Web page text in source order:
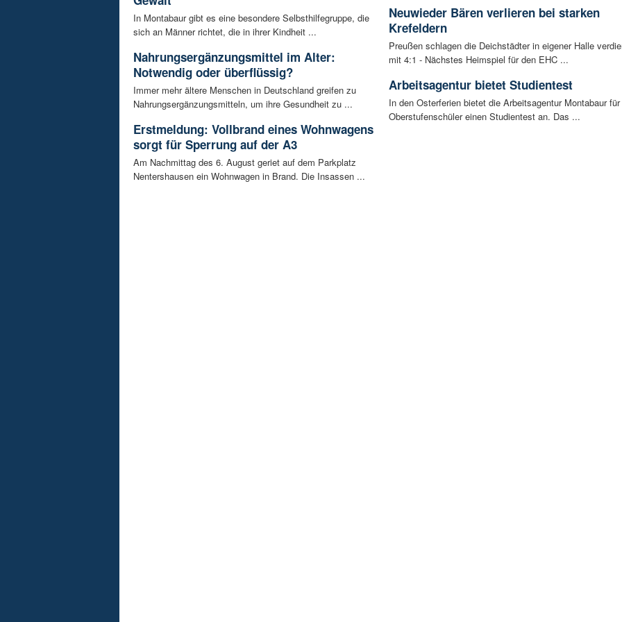
In Montabaur gibt es eine besondere Selbsthilfegruppe, die
sich an Männer richtet, die in ihrer Kindheit ...
Nahrungsergänzungsmittel im Alter:
Notwendig oder überflüssig?
Immer mehr ältere Menschen in Deutschland greifen zu
Nahrungsergänzungsmitteln, um ihre Gesundheit zu ...
Erstmeldung: Vollbrand eines Wohnwagens
sorgt für Sperrung auf der A3
Am Nachmittag des 6. August geriet auf dem Parkplatz
Nentershausen ein Wohnwagen in Brand. Die Insassen ...
Neuwieder Bären verlieren bei starken
Krefeldern
Preußen schlagen die Deichstädter in eigener Halle
mit 4:1 - Nächstes Heimspiel für den EHC ...
Arbeitsagentur bietet Studientest
In den Osterferien bietet die Arbeitsagentur Montabaur für
Oberstufenschüler einen Studientest an. Das ...